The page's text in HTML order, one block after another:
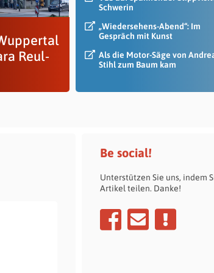
Reul-
Schwerin
„Wiedersehens-Abend“: Im
Gespräch mit Kunst
Als die Motor-Säge von
Stihl zum Baum kam
Be social!
Unterstützen Sie uns, indem
Artikel teilen. Danke!